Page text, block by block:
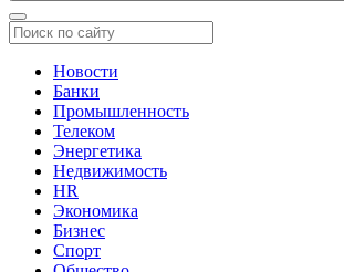
Новости
Банки
Промышленность
Телеком
Энергетика
Недвижимость
HR
Экономика
Бизнес
Спорт